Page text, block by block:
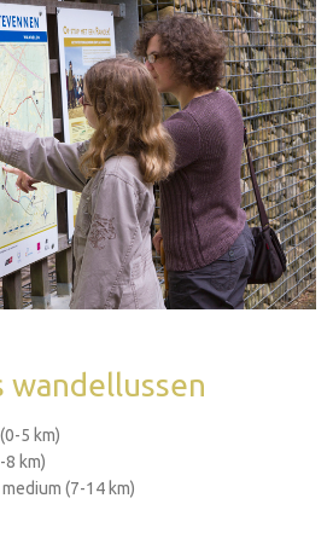
wandellussen
5 km)
km)
(7-14 km)